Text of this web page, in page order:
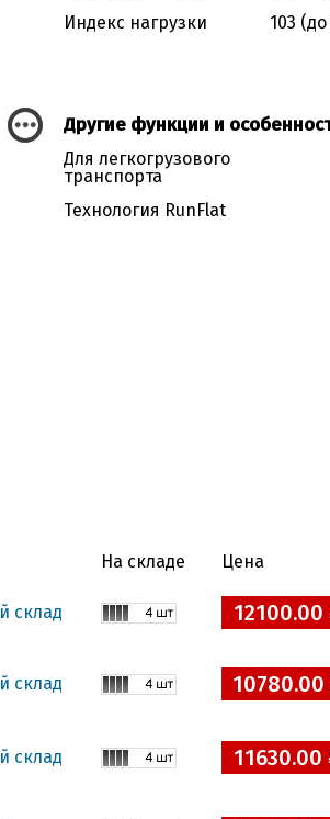
Индекс нагрузки
103
Другие функции и
Для легкогрузового
транспорта
Технология RunFlat
На складе
Цена
склад 12100.00
склад 10780.00
склад 11630.00